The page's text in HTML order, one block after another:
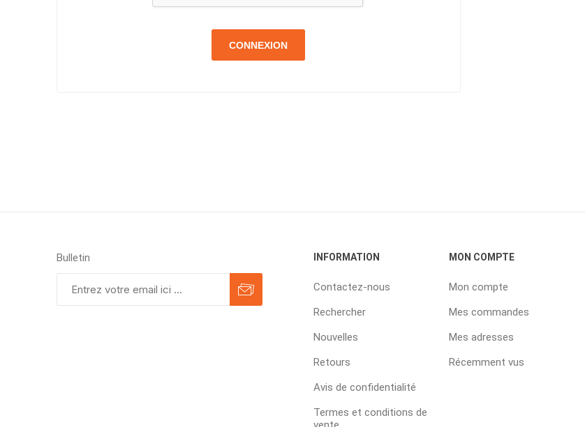
CONNEXION
Bulletin INFORMATION
Contactez-nous
Rechercher
Nouvelles
Retours
Avis de confidentialité
Termes et conditions de
MON COMPTE
Mon compte
Mes commandes
Mes adresses
Récemment vus